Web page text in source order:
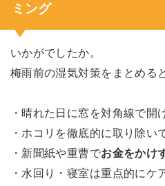
ミング
いかがでしたか。
梅雨前の湿気対策をまとめる
・晴れた日に窓を対角線で開
・ホコリを徹底的に取り除い
・新聞紙や重曹でお金をかけ
・水回り・寝室は重点的にケ